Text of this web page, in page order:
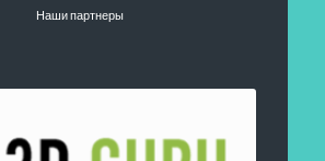
Наши партнеры